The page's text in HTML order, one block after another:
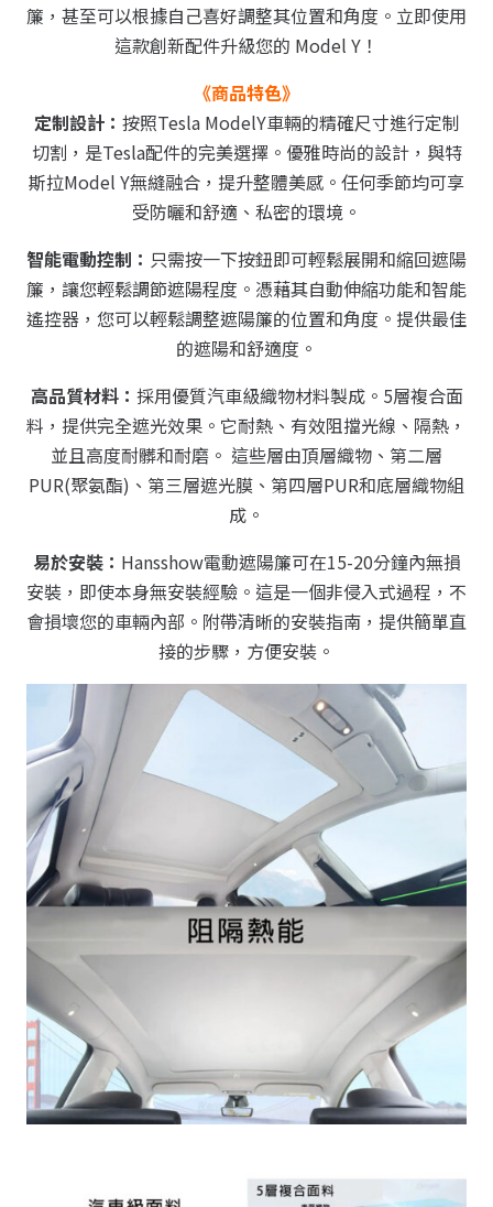
簾，甚至可以根據自己喜好調整其位置和角度。立即使用
這款創新配件升級您的 Model Y！
《商品特色》
定制設計： 按照Tesla ModelY車輛的精確尺寸進行定制
切割，是Tesla配件的完美選擇。優雅時尚的設計，與特
斯拉Model Y無縫融合，提升整體美感。任何季節均可享
受防曬和舒適、私密的環境。
智能電動控制： 只需按一下按鈕即可輕鬆展開和縮回遮陽
簾，讓您輕鬆調節遮陽程度。憑藉其自動伸縮功能和智能
遙控器，您可以輕鬆調整遮陽簾的位置和角度。提供最佳
的遮陽和舒適度。
高品質材料： 採用優質汽車級織物材料製成。5層複合面
料，提供完全遮光效果。它耐熱、有效阻擋光線、隔熱，
並且高度耐髒和耐磨。 這些層由頂層織物、第二層
PUR(聚氨酯)、第三層遮光膜、第四層PUR和底層織物組
成。
易於安裝： Hansshow電動遮陽簾可在15-20分鐘內無損
安裝，即使本身無安裝經驗。這是一個非侵入式過程，不
會損壞您的車輛內部。附帶清晰的安裝指南，提供簡單直
接的步驟，方便安裝。